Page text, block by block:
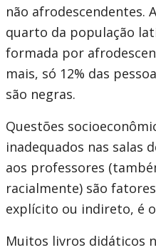
não afrodescendentes.
quarto da população
formada por
mais, só 12% das
são negras.
Questões
inadequados nas salas
aos professores
racialmente) são
explícito ou indireto, é
Muitos livros didáticos